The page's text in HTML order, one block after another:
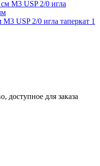
USP 2/0 игла таперкат 1
доступное для заказа